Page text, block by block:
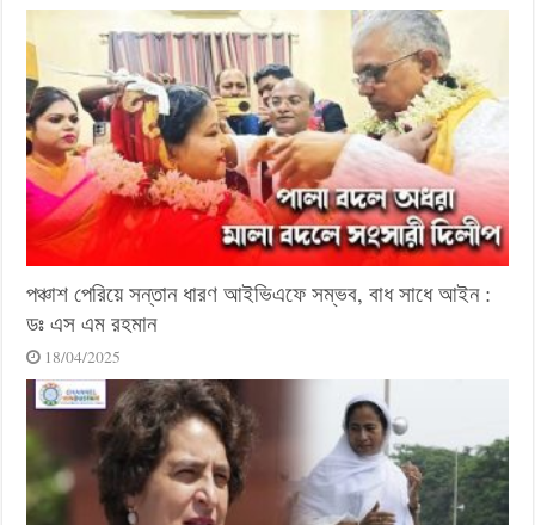
পঞ্চাশ পেরিয়ে সন্তান ধারণ আইভিএফে সম্ভব, বাধ সাধে আইন :
ডঃ এস এম রহমান
18/04/2025